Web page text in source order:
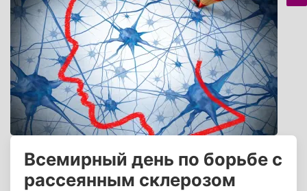
Всемирный день по борьбе с
рассеянным склерозом